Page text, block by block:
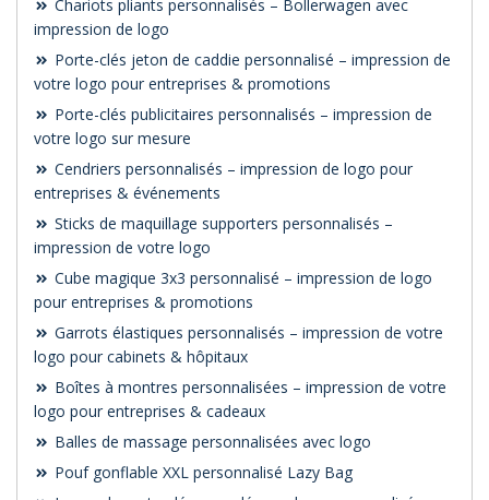
Chariots pliants personnalisés – Bollerwagen avec
impression de logo
Porte-clés jeton de caddie personnalisé – impression de
votre logo pour entreprises & promotions
Porte-clés publicitaires personnalisés – impression de
votre logo sur mesure
Cendriers personnalisés – impression de logo pour
entreprises & événements
Sticks de maquillage supporters personnalisés –
impression de votre logo
Cube magique 3x3 personnalisé – impression de logo
pour entreprises & promotions
Garrots élastiques personnalisés – impression de votre
logo pour cabinets & hôpitaux
Boîtes à montres personnalisées – impression de votre
logo pour entreprises & cadeaux
Balles de massage personnalisées avec logo
Pouf gonflable XXL personnalisé Lazy Bag